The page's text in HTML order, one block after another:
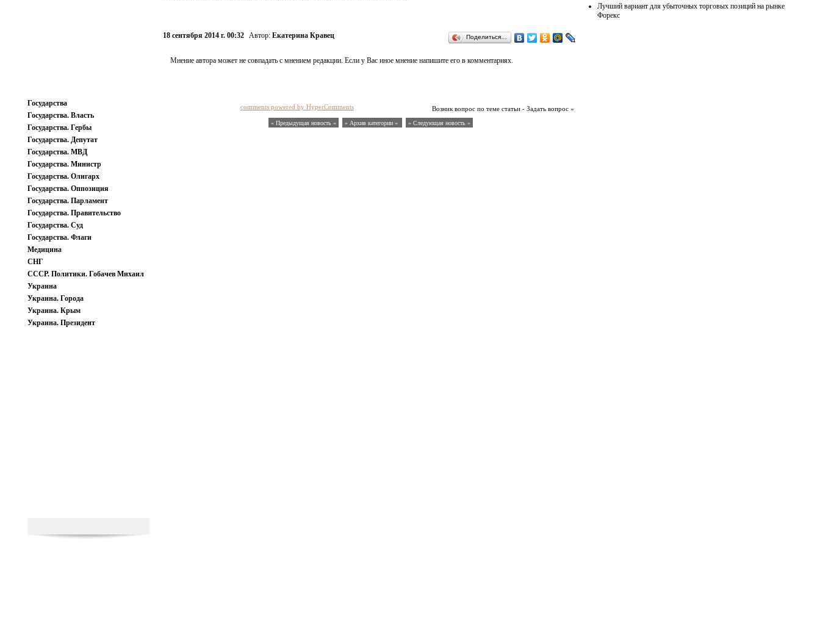
Государства
Государства. Власть
Государства. Гербы
Государства. Депутат
Государства. МВД
Государства. Министр
Государства. Олигарх
Государства. Оппозиция
Государства. Парламент
Государства. Правительство
Государства. Суд
Государства. Флаги
Медицина
СНГ
СССР. Политики. Гобачев Михаил
Украина
Украина. Города
Украина. Крым
Украина. Президент
18 сентября 2014 г. 00:32 Автор: Екатерина Кравец Поделиться…
Мнение автора может не совпадать с мнением редакции. Если у Вас иное мнение напишите его в комментариях.
Возник вопрос по теме статьи - Задать вопрос »
comments powered by HyperComments
« Предыдущая новость « » Архив категории « » Следующая новость »
Лучший вариант для убыточных торговых позиций на рынке
Форекс